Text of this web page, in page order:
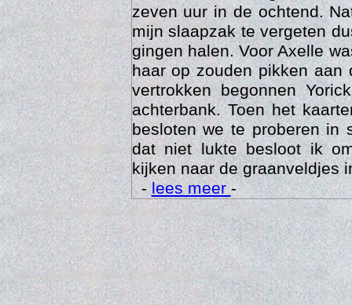
zeven uur in de ochtend.
mijn slaapzak te vergeten
gingen halen. Voor Axelle
haar op zouden pikken aan
vertrokken begonnen
achterbank. Toen het
besloten we te proberen in
dat niet lukte besloot ik
kijken naar de graanveldjes
-lees meer-